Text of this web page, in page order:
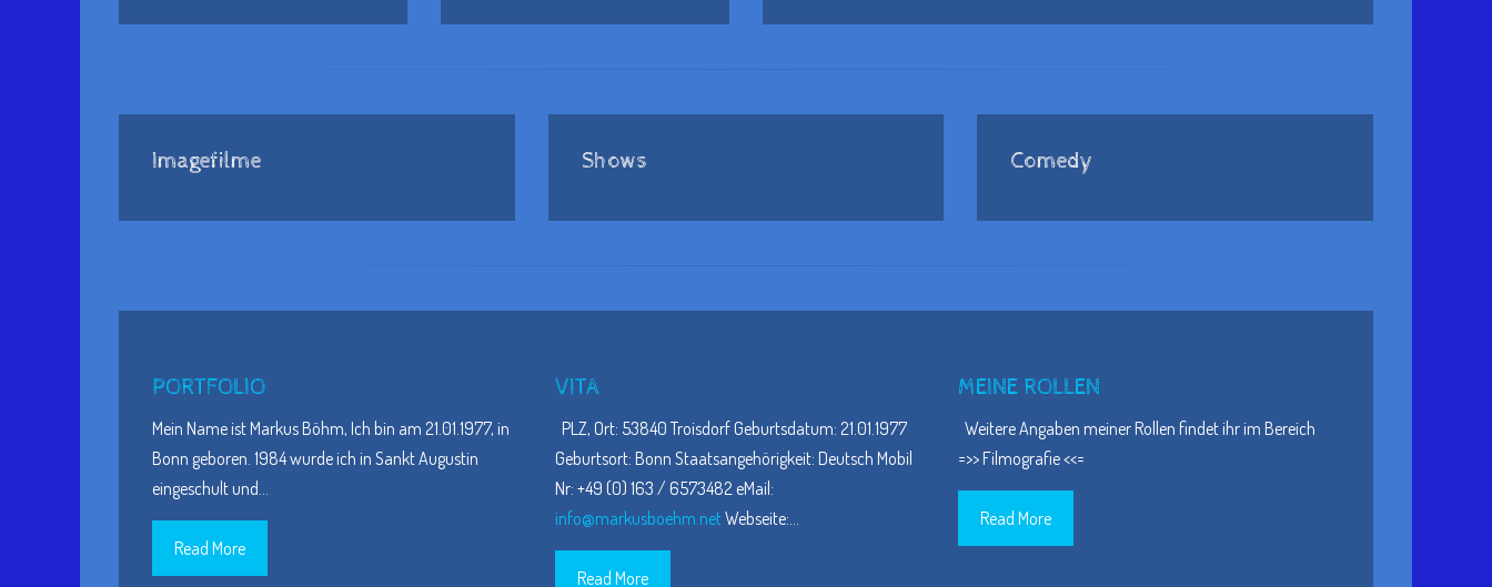
Imagefilme Shows Comedy
PORTFOLIO
Mein Name ist Markus Böhm, Ich bin am 21.01.1977, in
Bonn geboren. 1984 wurde ich in Sankt Augustin
eingeschult und…
Read More
VITA
PLZ, Ort: 53840 Troisdorf Geburtsdatum: 21.01.1977
Geburtsort: Bonn Staatsangehörigkeit: Deutsch Mobil
Nr: +49 (0) 163 / 6573482 eMail:
info@markusboehm.netWebseite:…
Read More
MEINE ROLLEN
Weitere Angaben meiner Rollen findet ihr im Bereich
=>> Filmografie <<=
Read More